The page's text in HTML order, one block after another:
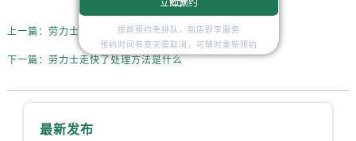
山西省晋中市榆次区顺城街售后服务中心（需提前预约）
上一篇： 劳力士腕表摔坏了怎么解决
下一篇： 劳力士走快了处理方法是什么
最新发布
立即预约
提前预约免排队，到店即享服务
预约时间有变无需取消，可随时重新预约